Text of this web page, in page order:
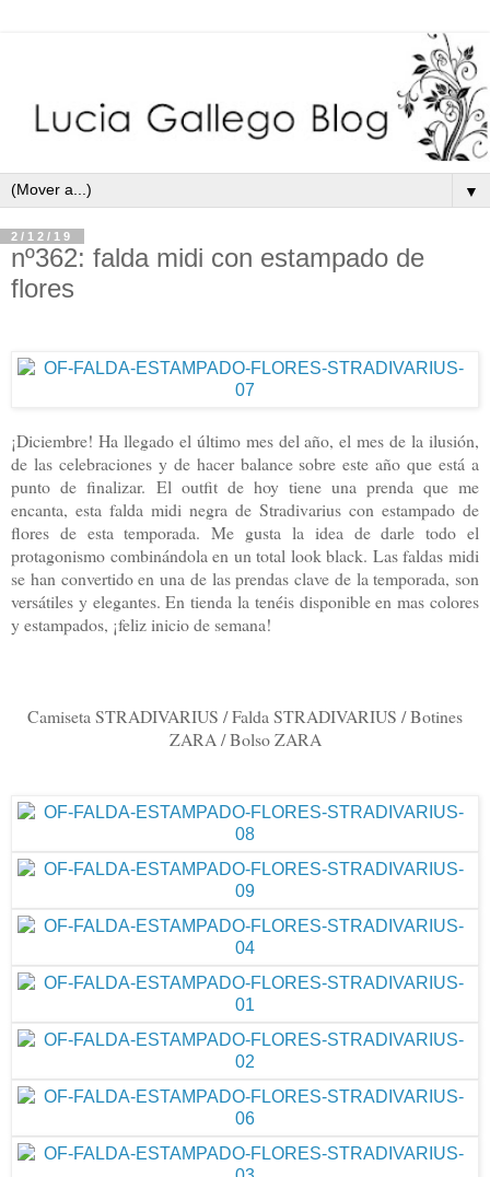
▼
2/12/19
nº362: falda midi con estampado de
flores
¡Diciembre! Ha llegado el último mes del año, el mes de la ilusión,
de las celebraciones y de hacer balance sobre este año que está a
punto de finalizar. El outfit de hoy tiene una prenda que me
encanta, esta falda midi negra de Stradivarius con estampado de
flores de esta temporada. Me gusta la idea de darle todo el
protagonismo combinándola en un total look black. Las faldas midi
se han convertido en una de las prendas clave de la temporada, son
versátiles y elegantes. En tienda la tenéis disponible en mas colores
y estampados, ¡feliz inicio de semana!
Camiseta STRADIVARIUS / Falda STRADIVARIUS / Botines
ZARA / Bolso ZARA